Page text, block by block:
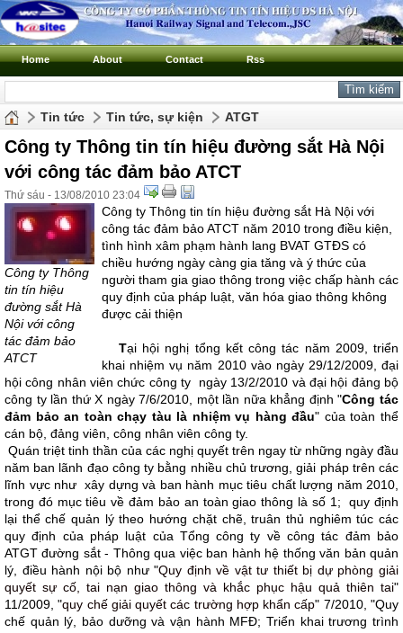
Home About Contact Rss
Tin tức Tin tức, sự kiện ATGT
Công ty Thông tin tín hiệu đường sắt Hà Nội
với công tác đảm bảo ATCT
Thứ sáu - 13/08/2010 23:04
Công ty Thông
tin tín hiệu
đường sắt Hà
Nội với công
tác đảm bảo
ATCT
Công ty Thông tin tín hiệu đường sắt Hà Nội với
công tác đảm bảo ATCT năm 2010 trong điều kiện,
tình hình xâm phạm hành lang BVAT GTĐS có
chiều hướng ngày càng gia tăng và ý thức của
người tham gia giao thông trong việc chấp hành các
quy định của pháp luật, văn hóa giao thông không
được cải thiện
Tại hội nghị tổng kết công tác năm 2009, triển
khai nhiệm vụ năm 2010 vào ngày 29/12/2009, đại
hội công nhân viên chức công ty ngày 13/2/2010 và đại hội đảng bộ
công ty lần thứ X ngày 7/6/2010, một lần nữa khẳng định "Công tác
đảm bảo an toàn chạy tàu là nhiệm vụ hàng đầu" của toàn thể
cán bộ, đảng viên, công nhân viên công ty.
Quán triệt tinh thần của các nghị quyết trên ngay từ những ngày đầu
năm ban lãnh đạo công ty bằng nhiều chủ trương, giải pháp trên các
lĩnh vực như xây dựng và ban hành mục tiêu chất lượng năm 2010,
trong đó mục tiêu về đảm bảo an toàn giao thông là số 1; quy định
lại thể chế quản lý theo hướng chặt chẽ, truân thủ nghiêm túc các
quy định của pháp luật của Tổng công ty về công tác đảm bảo
ATGT đường sắt - Thông qua việc ban hành hệ thống văn bản quản
lý, điều hành nội bộ như "Quy định về vật tư thiết bị dự phòng giải
quyết sự cố, tai nạn giao thông và khắc phục hậu quả thiên tai"
11/2009, "quy chế giải quyết các trường hợp khẩn cấp" 7/2010, "Quy
chế quản lý, bảo dưỡng và vận hành MFĐ; Triển khai trương trình